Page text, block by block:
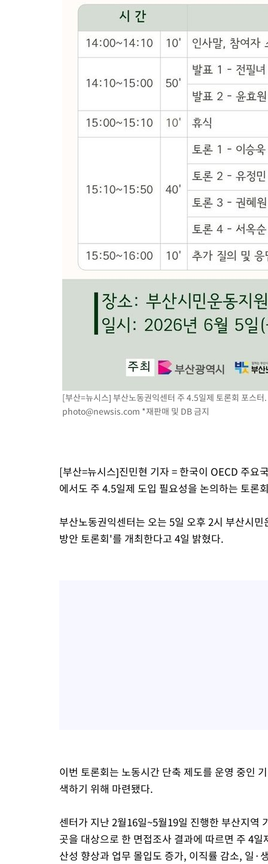
[부산=뉴시스] 부산노동권익센터 주 4.5일제 토론회 포스
photo@newsis.com *재판매 및 DB 금지
[부산=뉴시스]진민현 기자 = 한국이 OECD 주요
에서도 주 4.5일제 도입 필요성을 논의하는 토론
부산노동권익센터는 오는 5일 오후 2시 부산시
방안 토론회'를 개최한다고 4일 밝혔다.
이번 토론회는 노동시간 단축 제도를 운영 중인
색하기 위해 마련됐다.
센터가 지난 2월16일~5월19일 진행한 부산지역
곳을 대상으로 한 면접조사 결과에 따르면 주 4
산성 향상과 업무 몰입도 증가, 이직률 감소, 일·